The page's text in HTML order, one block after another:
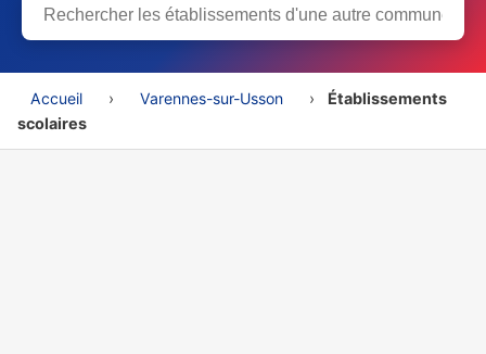
Accueil › Varennes-sur-Usson ›
Établissements
scolaires